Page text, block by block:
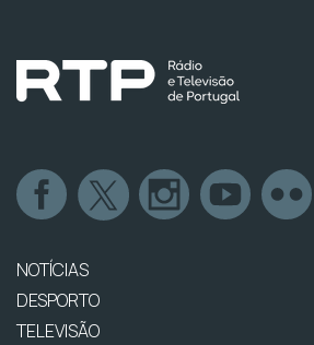
NOTÍCIAS
DESPORTO
TELEVISÃO